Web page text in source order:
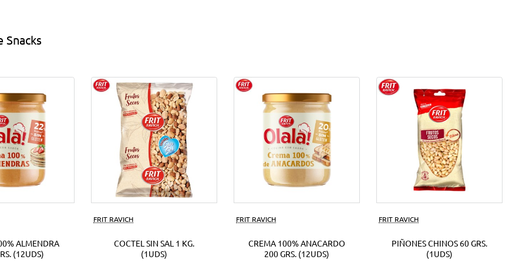
Snacks
ALMENDRA
(12UDS)
FRIT RAVICH
COCTEL SIN SAL 1 KG.
(1UDS)
FRIT RAVICH
CREMA 100% ANACARDO
200 GRS. (12UDS)
FRIT RAVICH
PIÑONES CHINOS 60 GRS.
(1UDS)